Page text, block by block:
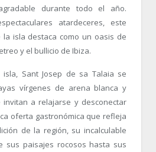
durante todo el año.
atardeceres, este
isla destaca como un oasis de
y el bullicio de Ibiza.
Sant Josep de sa Talaia se
vírgenes de arena blanca y
invitan a relajarse y desconectar
oferta gastronómica que refleja
de la región, su incalculable
sus paisajes rocosos hasta sus